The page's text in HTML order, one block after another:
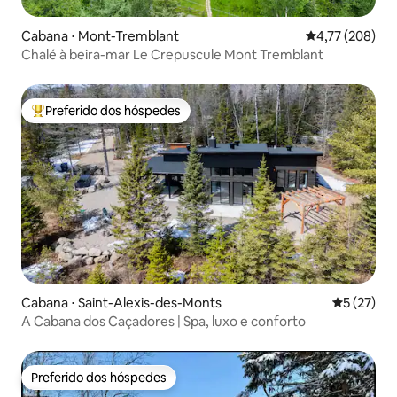
Cabana ⋅ Mont-Tremblant 4,77 de uma
4,77 (208)
Chalé à beira-mar Le Crepuscule Mont Tremblant
Entre os melhores preferidos dos hóspedes
Preferido dos hóspedes
Cabana ⋅ Saint-Alexis-des-Monts 5 de uma
5 (27)
A Cabana dos Caçadores | Spa, luxo e conforto
Preferido dos hóspedes
Preferido dos hóspedes